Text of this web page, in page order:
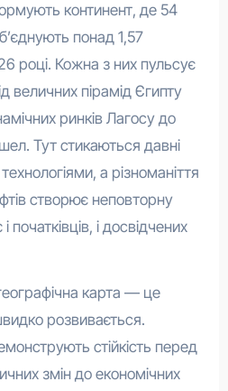
понад 1,57
році. Кожна з них пульсує
пірамід Єгипту
ринків Лагосу до
Тут стикаються давні
а різноманіття
створює неповторну
початківців, і досвідчених
карта — це
розвивається.
стійкість перед
змін до економічних